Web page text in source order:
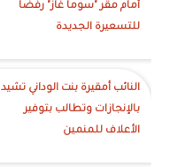
أمام مقر "سوما غاز" رفضاً
للتسعيرة الجديدة
النائب أمقيرة بنت الوداني تشيد
بالإنجازات وتطالب بتوفير
الأعلاف للمنمين